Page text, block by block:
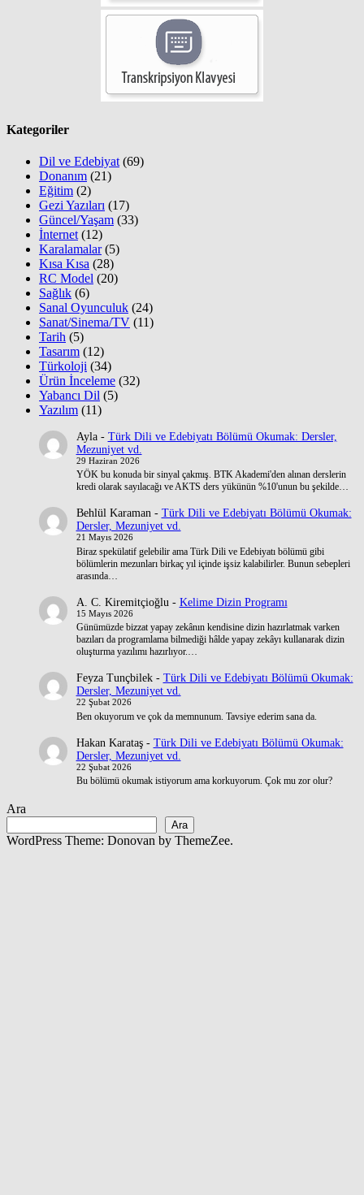
Kategoriler
Dil ve Edebiyat (69)
Donanım (21)
Eğitim (2)
Gezi Yazıları (17)
Güncel/Yaşam (33)
İnternet (12)
Karalamalar(5)
Kısa Kısa (28)
RC Model (20)
Sağlık (6)
Sanal Oyunculuk (24)
Sanat/Sinema/TV (11)
Tarih (5)
Tasarım (12)
Türkoloji (34)
Ürün İnceleme (32)
Yabancı Dil (5)
Yazılım (11)
Ayla- Türk Dili ve Edebiyatı Bölümü Okumak: Dersler,
Mezuniyet vd.
29 Haziran 2026
YÖK bu konuda bir sinyal çakmış. BTK Akademi'den alınan derslerin
kredi olarak sayılacağı ve AKTS ders yükünün %10'unun bu şekilde…
Behlül Karaman- Türk Dili ve Edebiyatı Bölümü Okumak:
Dersler, Mezuniyet vd.
21 Mayıs 2026
Biraz spekülatif gelebilir ama Türk Dili ve Edebiyatı bölümü gibi
bölümlerin mezunları birkaç yıl içinde işsiz kalabilirler. Bunun sebepleri
arasında…
A. C. Kiremitçioğlu - Kelime Dizin Programı
15 Mayıs 2026
Günümüzde bizzat yapay zekânın kendisine dizin hazırlatmak varken
bazıları da programlama bilmediği hâlde yapay zekâyı kullanarak dizin
oluşturma yazılımı hazırlıyor.…
Feyza Tunçbilek- Türk Dili ve Edebiyatı Bölümü Okumak:
Dersler, Mezuniyet vd.
22 Şubat 2026
Ben okuyorum ve çok da memnunum. Tavsiye ederim sana da.
Hakan Karataş- Türk Dili ve Edebiyatı Bölümü Okumak:
Dersler, Mezuniyet vd.
22 Şubat 2026
Bu bölümü okumak istiyorum ama korkuyorum. Çok mu zor olur?
Ara
Ara
WordPress Theme: Donovan by ThemeZee.